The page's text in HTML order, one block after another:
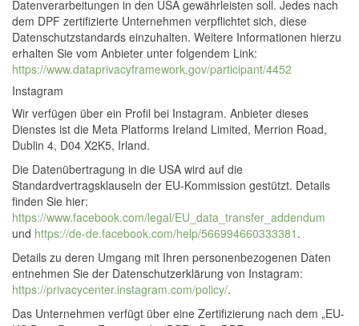
Datenverarbeitungen in den USA gewährleisten soll. Jedes nach
dem DPF zertifizierte Unternehmen verpflichtet sich, diese
Datenschutzstandards einzuhalten. Weitere Informationen hierzu
erhalten Sie vom Anbieter unter folgendem Link:
https://www.dataprivacyframework.gov/participant/4452
Instagram
Wir verfügen über ein Profil bei Instagram. Anbieter dieses
Dienstes ist die Meta Platforms Ireland Limited, Merrion Road,
Dublin 4, D04 X2K5, Irland.
Die Datenübertragung in die USA wird auf die
Standardvertragsklauseln der EU-Kommission gestützt. Details
finden Sie hier:
https://www.facebook.com/legal/EU_data_transfer_addendum
und https://de-de.facebook.com/help/566994660333381 .
Details zu deren Umgang mit Ihren personenbezogenen Daten
entnehmen Sie der Datenschutzerklärung von Instagram:
https://privacycenter.instagram.com/policy/.
Das Unternehmen verfügt über eine Zertifizierung nach dem „EU-